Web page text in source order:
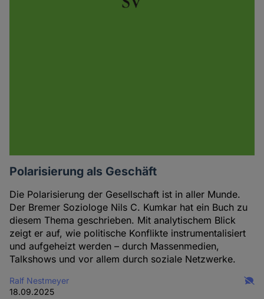
Polarisierung als Geschäft
Die Polarisierung der Gesellschaft ist in aller Munde.
Der Bremer Soziologe Nils C. Kumkar hat ein Buch zu
diesem Thema geschrieben. Mit analytischem Blick
zeigt er auf, wie politische Konflikte instrumentalisiert
und aufgeheizt werden – durch Massenmedien,
Talkshows und vor allem durch soziale Netzwerke.
Ralf Nestmeyer
18.09.2025